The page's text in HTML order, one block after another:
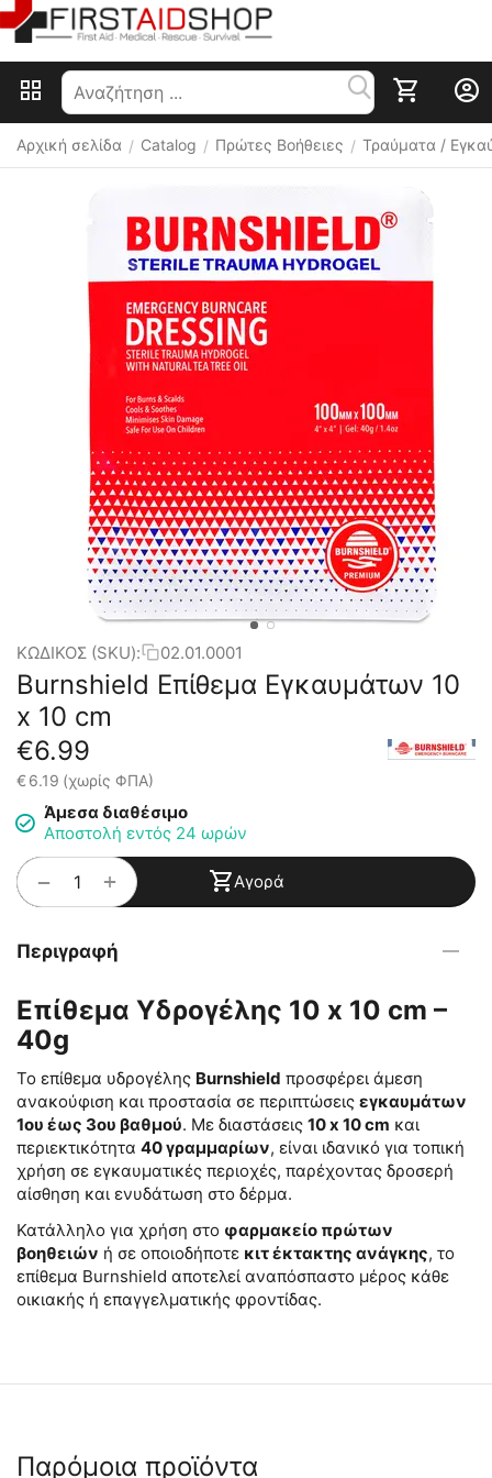
Αρχική σελίδα / Catalog / Πρώτες Βοήθειες / Τραύματα /
ΚΩΔΙΚΟΣ (SKU): 02.01.0001
Burnshield Επίθεμα Εγκαυμάτων 10
x 10 cm
€6.99
€6.19 (χωρίς ΦΠΑ)
Άμεσα διαθέσιμο
Αποστολή εντός 24 ωρών
+
− Αγορά
Περιγραφή
Επίθεμα Υδρογέλης 10 x 10 cm –
40g
Το επίθεμα υδρογέλης Burnshield προσφέρει άμεση
ανακούφιση και προστασία σε περιπτώσεις εγκαυμάτων
1ου έως 3ου βαθμού. Με διαστάσεις 10 x 10 cm και
περιεκτικότητα 40 γραμμαρίων, είναι ιδανικό για τοπική
χρήση σε εγκαυματικές περιοχές, παρέχοντας δροσερή
αίσθηση και ενυδάτωση στο δέρμα.
Κατάλληλο για χρήση στο φαρμακείο πρώτων
βοηθειών ή σε οποιοδήποτε κιτ έκτακτης ανάγκης, το
επίθεμα Burnshield αποτελεί αναπόσπαστο μέρος κάθε
οικιακής ή επαγγελματικής φροντίδας.
Παρόμοια προϊόντα